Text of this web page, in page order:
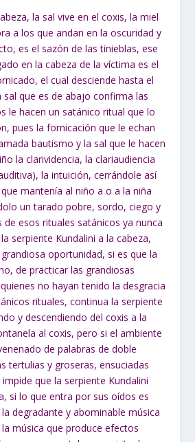
la sal vive en el coxis, la miel
a los que andan en la oscuridad y
es el sazón de las tinieblas, ese
en la cabeza de la víctima es el
el cual desciende hasta el
sal que es de abajo confirma las
le hacen un satánico ritual que lo
pues la fornicación que le echan
bautismo y la sal que le hacen
la clarividencia, la clariaudiencia
la intuición, cerrándole así
mantenía al niño a o a la niña
un tarado pobre, sordo, ciego y
de esos rituales satánicos ya nunca
serpiente Kundalini a la cabeza,
oportunidad, si es que la
de practicar las grandiosas
no hayan tenido la desgracia
rituales, continua la serpiente
y descendiendo del coxis a la
al coxis, pero si el ambiente
de palabras de doble
tertulias y groseras, ensuciadas
que la serpiente Kundalini
si lo que entra por sus oídos es
degradante y abominable música
música que produce efectos